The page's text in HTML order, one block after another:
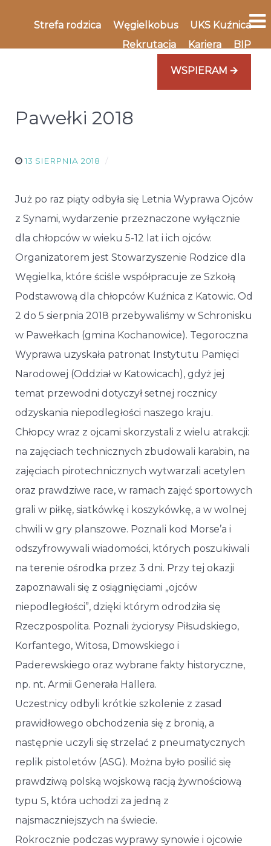
Strefa rodzica Węgielkobus
UKS Kuźnica
Rekrutacja
Kariera BIP
WSPIERAM 🡪
Pawełki 2018
13 SIERPNIA 2018
Już po raz piąty odbyła się Letnia Wyprawa Ojców
z Synami, wydarzenie przeznaczone wyłącznie
dla chłopców w wieku 5-12 lat i ich ojców.
Organizatorem jest Stowarzyszenie Rodzice dla
Węgielka, które ściśle współpracuje ze Szkołą
Podstawową dla chłopców Kuźnica z Katowic. Od
2 do 5 sierpnia 2018 przebywaliśmy w Schronisku
w Pawełkach (gmina Kochanowice). Tegoroczna
Wyprawa uzyskała patronat Instytutu Pamięci
Narodowej (Oddział w Katowicach), gdyż jej
temat przewodni dotyczył setnej rocznicy
odzyskania niepodległości naszego kraju.
Chłopcy wraz z ojcami skorzystali z wielu atrakcji:
na zajęciach technicznych zbudowali karabin, na
zajęciach pirotechnicznych wytwarzali acetylen
oraz prawdziwe race, w ramach zajęć sportowych
grali w piłkę, siatkówkę i koszykówkę, a w wolnej
chwili w gry planszowe. Poznali kod Morse’a i
odszyfrowywali wiadomości, których poszukiwali
na terenie ośrodka przez 3 dni. Przy tej okazji
zapoznawali się z osiągnięciami „ojców
niepodległości”, dzięki którym odrodziła się
Rzeczpospolita. Poznali życiorysy Piłsudskiego,
Korfantego, Witosa, Dmowskiego i
Paderewskiego oraz wybrane fakty historyczne,
np. nt. Armii Generała Hallera.
Uczestnicy odbyli krótkie szkolenie z zasad
prawidłowego obchodzenia się z bronią, a
następnie uczyli się strzelać z pneumatycznych
replik pistoletów (ASG). Można było posilić się
prawdziwą polską wojskową racją żywnościową
typu S, która uchodzi za jedną z
najsmaczniejszych na świecie.
Rokrocznie podczas wyprawy synowie i ojcowie